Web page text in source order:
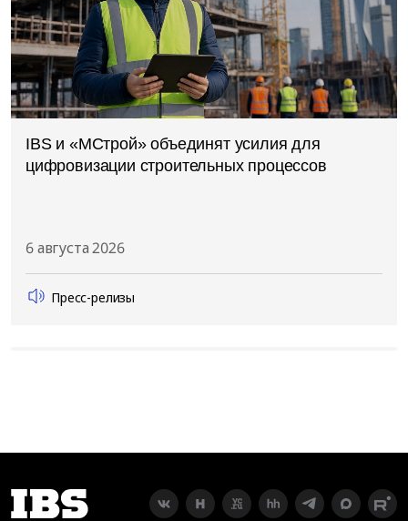
IBS и «МСтрой» объединят усилия для
цифровизации строительных процессов
6 августа 2026
Пресс-релизы